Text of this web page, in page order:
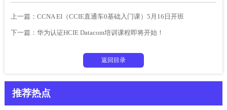
上一篇： CCNA EI（CCIE直通车0基础入门课）5月16日开班
下一篇： 华为认证HCIE Datacom培训课程即将开始！
返回目录
推荐热点